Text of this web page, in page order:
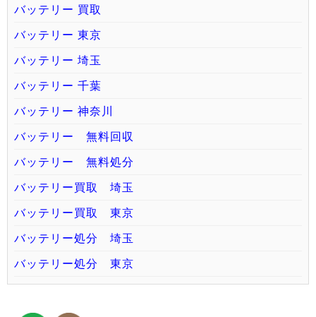
バッテリー 買取
バッテリー 東京
バッテリー 埼玉
バッテリー 千葉
バッテリー 神奈川
バッテリー 無料回収
バッテリー 無料処分
バッテリー買取 埼玉
バッテリー買取 東京
バッテリー処分 埼玉
バッテリー処分 東京